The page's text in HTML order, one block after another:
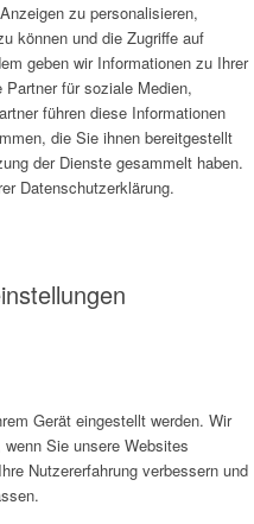
zu personalisieren,
können und die Zugriffe auf
geben wir Informationen zu Ihrer
Partner für soziale Medien,
führen diese Informationen
die Sie ihnen bereitgestellt
der Dienste gesammelt haben.
Datenschutzerklärung.
Gerät eingestellt werden. Wir
Sie unsere Websites
Nutzererfahrung verbessern und